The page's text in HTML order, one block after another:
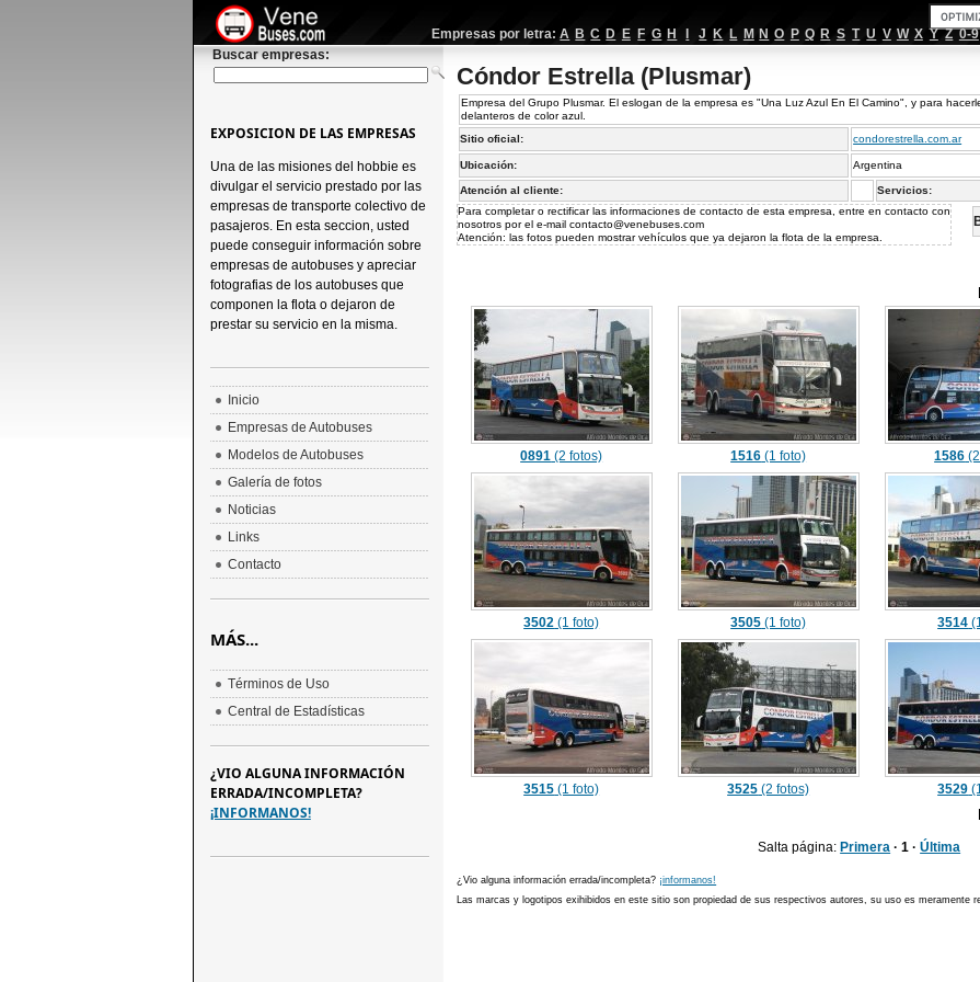
Empresas por letra: A B C D E F G H J K L M N O P Q R S T U V W X Y Z 0-9
Buscar empresas:
Cóndor Estrella (Plusmar)
Empresa del Grupo Plusmar. El eslogan de la empresa es "Una Luz Azul En El Camino", y para
delanteros de color azul.
Sitio oficial:
condorestrella.com.ar
Ubicación: Argentina
Atención al cliente:
Servicios:
Para completar o rectificar las informaciones de contacto de esta empresa, entre en contacto con
nosotros por el e-mailcontacto@venebuses.com
Atención: las fotos pueden mostrar vehículos que ya dejaron la flota de la empresa.
0891 (2 fotos) 1516 (1 foto) 1586
3502 (1 foto) 3505 (1 foto) 3514
3515 (1 foto) 3525 (2 fotos) 3529
Salta página: Primera · 1 ·Última
¿Vio alguna información errada/incompleta? ¡informanos!
Las marcas y logotipos exihibidos en este sitio son propiedad de sus respectivos autores, su uso es meramente
EXPOSICION DE LAS EMPRESAS
Una de las misiones del hobbie es
divulgar el servicio prestado por las
empresas de transporte colectivo de
pasajeros. En esta seccion, usted
puede conseguir información sobre
empresas de autobuses y apreciar
fotografias de los autobuses que
componen la flota o dejaron de
prestar su servicio en la misma.
Inicio
Empresas de Autobuses
Modelos de Autobuses
Galería de fotos
Noticias
Links
Contacto
MÁS...
Términos de Uso
Central de Estadísticas
¿VIO ALGUNA INFORMACIÓN
ERRADA/INCOMPLETA?
¡INFORMANOS!